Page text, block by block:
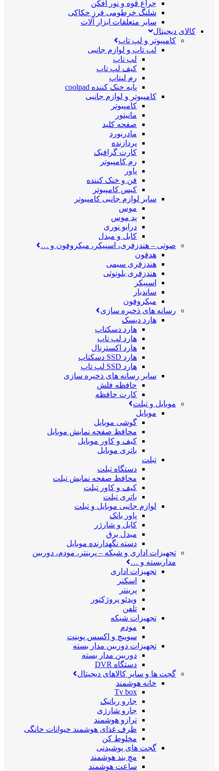
چراغ قوه و نور افکن
شلنگ خرطومی فرز حکاکی
سایر متعلقات ابزار آلات
کالای دیجیتال
کامپیوتر و لپ تاپ
لپ تاپ و لوازم جانبی
لپ تاپ
کیف لپ تاپ
رم لپتاپ
پایه خنک کننده coolpad
کامپیوتر و لوازم جانبی
کامپیوتر
مانیتور
صفحه کلید
مادربورد
پردازنده
کارت گرافیک
رم کامپیوتر
پاور
فن و خنک کننده
کیس کامپیوتر
سایر لوازم جانبی کامپیوتر
موس
پد موس
درایو نوری
کابل و مبدل
صوتی – هندزفری، اسپیکر، میکروفون و …
هدفون
هندزفری سیمی
هندزفری بلوتوثی
اسپیکر
ساندبار
میکروفون
رسانه های ذخیره سازی
هارد دیسک
هارد دسکتاپ
هارد لپ تاپ
هارد اکسترنال
هارد SSD دسکتاپ
هارد SSD لپ تاپ
سایر رسانه های ذخیره سازی
حافظه فلش
کارت حافظه
موبایل و تبلت
موبایل
گوشی موبایل
محافظ صفحه نمایش موبایل
کیف و کاور موبایل
باتری موبایل
تبلت
دستگاه تبلت
محافظ صفحه نمایش تبلت
کیف و کاور تبلت
باتری تبلت
لوازم جانبی موبایل و تبلت
پاور بانک
کابل و شارژر
مبدل برق
دسته نگهدارنده موبایل
تجهیزات اداری و شبکه – پرینتر، مودم، دوربین
مداربسته و …
تجهیزات اداری
اسکنر
پرینتر
ویدئو پروژکتور
تلفن
تجهیزات شبکه
مودم
سوییچ و اکسس پوینت
تجهیزات دوربین مدار بسته
دوربین مدار بسته
دستگاه DVR
گجت ها و سایر کالاهای دیجیتال
خانه هوشمند
Tv box
جارو رباتیک
جارو شارژی
ترازو هوشمند
ظرف غذای هوشمند حیوانات خانگی
مخلوط کن
گجت های پوشیدنی
مچ بند هوشمند
ساعت هوشمند